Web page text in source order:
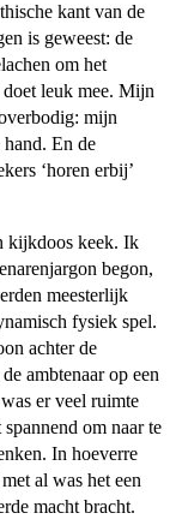
kant van de
is geweest: de
om het
leuk mee. Mijn
mijn
En de
‘horen erbij’
kijkdoos keek. Ik
begon,
meesterlijk
fysiek spel.
achter de
ambtenaar op een
er veel ruimte
om naar te
In hoeverre
al was het een
macht bracht.